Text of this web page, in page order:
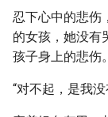
忍下心中的悲伤
的女孩，她没有
孩子身上的悲伤。
“对不起，是我